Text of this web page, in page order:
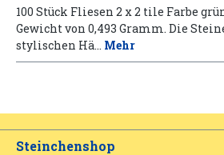
100 Stück Fliesen 2 x 2 tile Farbe
Gewicht von 0,493 Gramm. Die
stylischen Hä… Mehr
Steinchenshop